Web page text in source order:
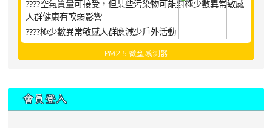
????空氣質量可接受，但某些污染物可能對極少數異常敏感
人群健康有較弱影響
????極少數異常敏感人群應減少戶外活動
PM2.5 微型感測器
會員登入